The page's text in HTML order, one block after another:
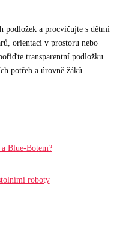
podložek a procvičujte s dětmi
orientaci v prostoru nebo
transparentní podložku
potřeb a úrovně žáků.
Blue-Botem?
roboty